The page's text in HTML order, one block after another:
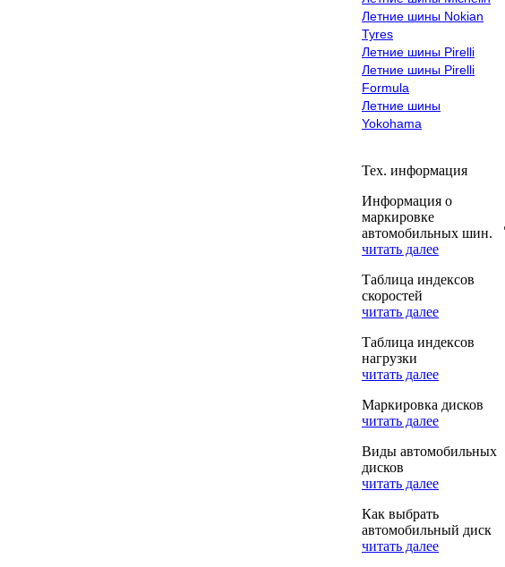
Летние шины Nokian
Tyres
Летние шины Pirelli
Летние шины Pirelli
Formula
Летние шины
Yokohama
Тех. информация
Информация о
маркировке
автомобильных шин.
читать далее
Таблица индексов
скоростей
читать далее
Таблица индексов
нагрузки
читать далее
Маркировка дисков
читать далее
Виды автомобильных
дисков
читать далее
Как выбрать
автомобильный диск
читать далее